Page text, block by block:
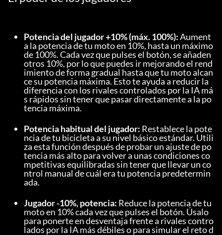
Potencia del jugador +10% (máx. 100%): Aument
a la potencia de tu moto en 10%, hasta un máximo
de 100%. Cada vez que pulses el botón, se añaden
otros 10%, por lo que puedes ir mejorando el rend
imiento de forma gradual hasta que tu moto alcan
ce su potencia máxima. Esto te ayuda a reducir la
diferencia con los rivales controlados por la IA má
s rápidos sin tener que pasar directamente a la po
tencia máxima.
Potencia habitual del jugador: Restablece la pote
ncia de tu bicicleta a su nivel básico estándar. Utili
za esta función después de probar un ajuste de po
tencia más alto para volver a unas condiciones co
mpetitivas equilibradas sin tener que llevar un co
ntrol manual de cuál era tu potencia predetermin
ada.
Jugador -10%, potencia: Reduce la potencia de tu
moto en 10% cada vez que pulses el botón. Úsalo
para ponerte en desventaja frente a rivales contro
lados por la IA más débiles o para simular el reto d